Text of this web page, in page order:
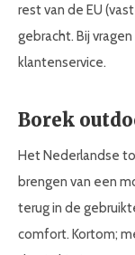
rest van de EU
gebracht. Bij
klantenservice.
Borek
Het Nederlandse
brengen van een
terug in de
comfort. Kortom;